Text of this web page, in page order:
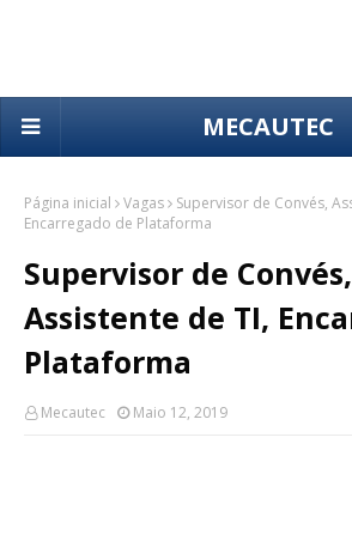
MECAUTEC
Página inicial Vagas
Supervisor de Convés,
Encarregado de Plataforma
Supervisor de Convés,
Assistente de TI,
Plataforma
Mecautec Maio 12, 2019